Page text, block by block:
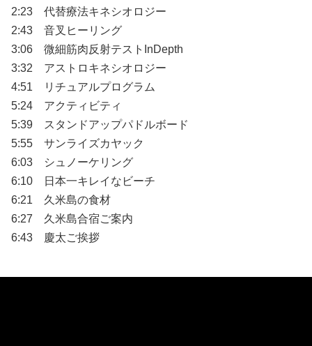
2:23 代替療法キネシオロジー
2:43 音叉ヒーリング
3:06 微細筋肉反射テストInDepth
3:32 アストロキネシオロジー
4:51 リチュアルプログラム
5:24 アクティビティ
5:39 スタンドアップパドルボード
5:55 サンライズカヤック
6:03 シュノーケリング
6:10 日本一キレイなビーチ
6:21 久米島の食材
6:27 久米島合宿ご案内
6:43 慶太ご挨拶